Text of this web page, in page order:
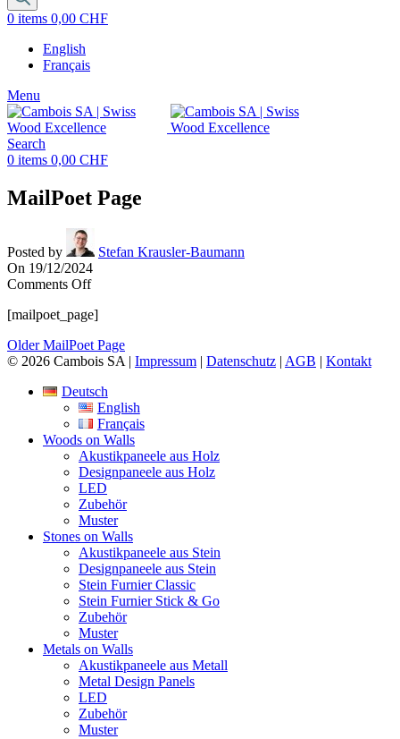
0 items 0,00 CHF
English
Français
Menu
Search
0 items 0,00 CHF
MailPoet Page
Posted by
Stefan Krausler-Baumann
On 19/12/2024
Comments Offon
Page
[mailpoet_page]
Older MailPoet Page
© 2026 Cambois SA | Impressum | Datenschutz | AGB | Kontakt
Deutsch
English
Français
Woods on Walls
Akustikpaneele aus Holz
Designpaneele aus Holz
LED
Zubehör
Muster
Stones on Walls
Akustikpaneele aus Stein
Designpaneele aus Stein
Stein Furnier Classic
Stein Furnier Stick & Go
Zubehör
Muster
Metals on Walls
Akustikpaneele aus Metall
Metal Design Panels
LED
Zubehör
Muster